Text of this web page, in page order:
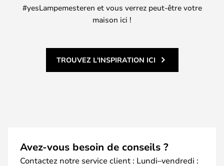
#yesLampemesteren et vous verrez peut-être votre
maison ici !
TROUVEZ L'INSPIRATION ICI
Avez-vous besoin de conseils ?
Contactez notre service client : Lundi–vendredi :